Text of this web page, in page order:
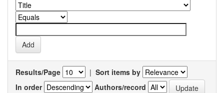
Results/Page | Sort items by
In order
Authors/record